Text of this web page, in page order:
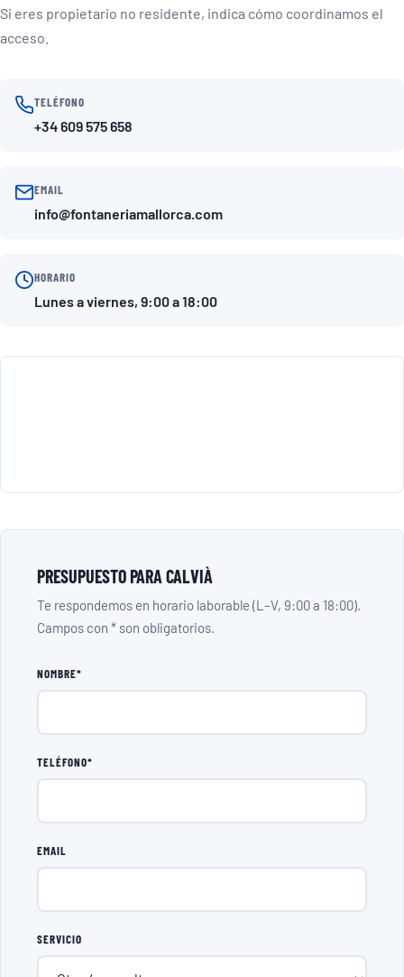
Si eres propietario no residente, indica cómo coordinamos el
acceso.
TELÉFONO
+34 609 575 658
EMAIL
info@fontaneriamallorca.com
HORARIO
Lunes a viernes, 9:00 a 18:00
PRESUPUESTO PARA CALVIÀ
Te respondemos en horario laborable (L–V, 9:00 a 18:00).
Campos con * son obligatorios.
NOMBRE*
TELÉFONO*
EMAIL
SERVICIO